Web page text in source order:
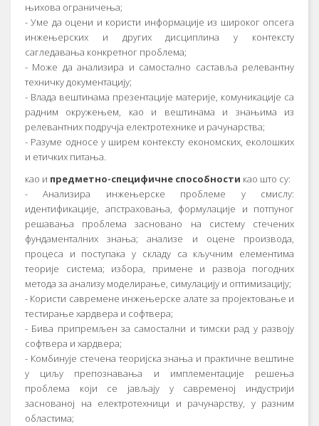
њихова ограничења;
- Уме да оцени и користи информације из широког опсега
инжењерских и других дисциплина у контексту
сагледавања конкретног проблема;
- Може да анализира и самостално саставља релевантну
техничку документацију;
- Влада вештинама презентације материје, комуникације са
радним окружењем, као и вештинама и знањима из
релевантних подручја електротехнике и рачунарства;
- Разуме односе у ширем контексту економских, еколошких
и етичких питања.
као и предметно-специфичне способности као што су:
- Анализира инжењерске проблеме у смислу:
идентификације, апстраховања, формулације и потпуног
решавања проблема засновано на систему стечених
фундаменталних знања; анализе и оцене производа,
процеса и поступака у складу са кључним елементима
теорије система; избора, примене и развоја погодних
метода за анализу моделирање, симулацију и оптимизацију;
- Користи савремене инжењерске алате за пројектовање и
тестирање хардвера и софтвера;
- Бива припремљен за самостални и тимски рад у развоју
софтвера и хардвера;
- Комбинује стечена теоријска знања и практичне вештине
у циљу препознавања и имплементације решења
проблема који се јављају у савременој индустрији
заснованој на електротехници и рачунарству, у разним
областима;